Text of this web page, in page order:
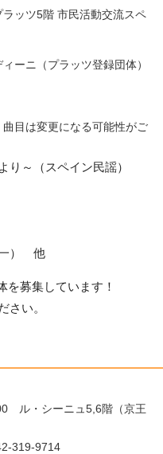
ッツ5階 市民活動交流スペ
ーニ（プラッツ登録団体）
目は変更になる可能性がご
り～（スペイン民謡）
一） 他
募集しています！
い。
ル・シーニュ5,6階（京王
319-9714